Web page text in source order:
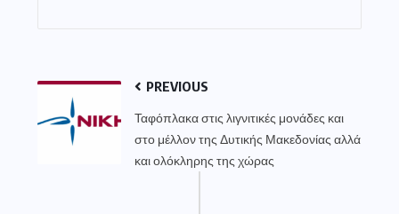
PREVIOUS
Ταφόπλακα στις λιγνιτικές μονάδες και
στο μέλλον της Δυτικής Μακεδονίας αλλά
και ολόκληρης της χώρας